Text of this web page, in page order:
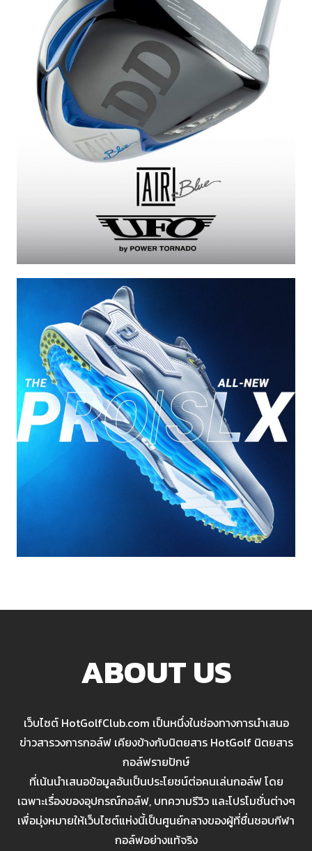
ABOUT US
เว็บไซต์ HotGolfClub.com เป็นหนึ่งในช่องทางการนำเสนอ
ข่าวสารวงการกอล์ฟ เคียงข้างกับนิตยสาร HotGolf นิตยสาร
กอล์ฟรายปักษ์
ที่เน้นนำเสนอข้อมูลอันเป็นประโยชน์ต่อคนเล่นกอล์ฟ โดย
เฉพาะเรื่องของอุปกรณ์กอล์ฟ, บทความรีวิว และโปรโมชั่นต่างๆ
เพื่อมุ่งหมายให้เว็บไซต์แห่งนี้เป็นศูนย์กลางของผู้ที่ชื่นชอบกีฬา
กอล์ฟอย่างแท้จริง